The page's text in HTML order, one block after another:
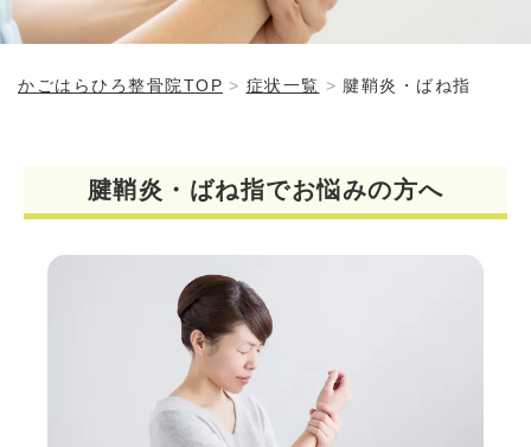
かごはらひろ整骨院TOP 症状一覧 腱鞘炎・ばね指
腱鞘炎・ばね指でお悩みの方へ